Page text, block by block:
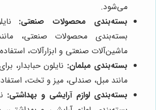
می‌شود.
بسته‌بندی محصولات صنعتی:
بسته‌بندی محصولات صنعتی،
ماشین‌آلات صنعتی و ابزارآلات،
بسته‌بندی مبلمان: نایلون حبابدار،
مانند مبل، صندلی، میز و تخت،
بسته‌بندی لوازم آرایشی و بهداشتی: